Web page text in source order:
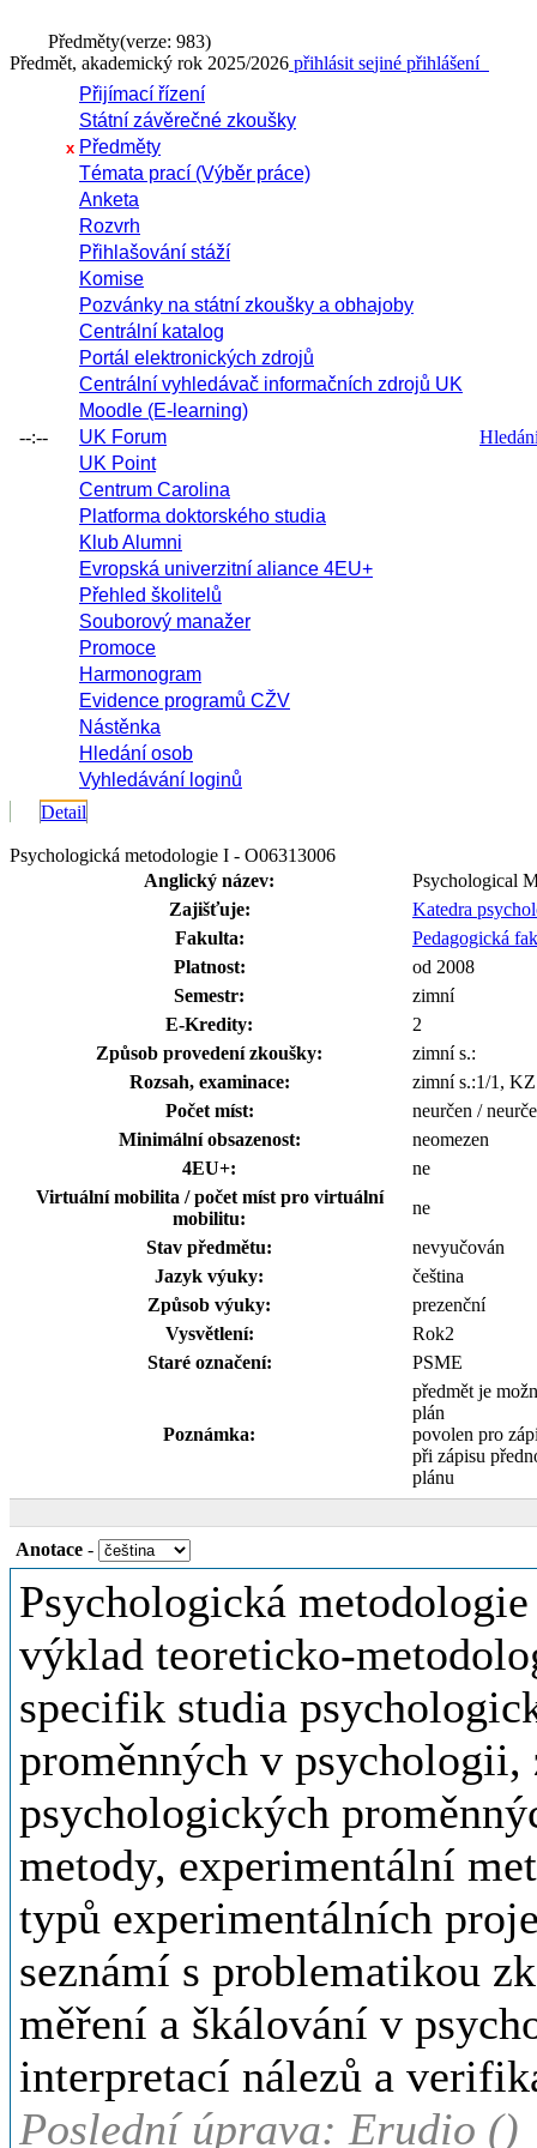
Předměty(verze: 983)
Předmět, akademický rok 2025/2026 přihlásit sejiné přihlášení
--:--
Přijímací řízení
Státní závěrečné zkoušky
x Předměty
Témata prací (Výběr práce)
Anketa
Rozvrh
Přihlašování stáží
Komise
Pozvánky na státní zkoušky a obhajoby
Centrální katalog
Portál elektronických zdrojů
Centrální vyhledávač informačních zdrojů UK
Moodle (E-learning)
UK Forum
UK Point
Centrum Carolina
Platforma doktorského studia
Klub Alumni
Evropská univerzitní aliance 4EU+
Přehled školitelů
Souborový manažer
Promoce
Harmonogram
Evidence programů CŽV
Nástěnka
Hledání osob
Vyhledávání loginů
Detail
Psychologická metodologie I - O06313006
Anglický název:
Psychological
Zajišťuje:
Katedra
Fakulta:
Pedagogická
Platnost:
od 2008
Semestr:
zimní
E-Kredity:
2
Způsob provedení zkoušky:
zimní s.:
Rozsah, examinace:
zimní s.:1/1,
Počet míst:
neurčen /
Minimální obsazenost:
neomezen
4EU+:
ne
Virtuální mobilita / počet míst pro virtuální
mobilitu:
ne
Stav předmětu:
nevyučován
Jazyk výuky:
čeština
Způsob výuky:
prezenční
Vysvětlení:
Rok2
Staré označení:
PSME
Poznámka:
předmět je
plán
povolen pro
při zápisu
plánu
Anotace -
Psychologická
výklad teoreticko-
specifik studia
proměnných v
psychologických
metody, experimentální
typů experimentálních
seznámí s problematikou
měření a škálování v
interpretací nálezů a
Poslední úprava: Erudio ()